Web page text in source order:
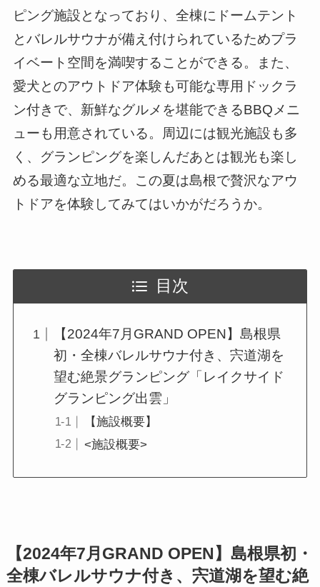
ピング施設となっており、全棟にドームテント
とバレルサウナが備え付けられているためプラ
イベート空間を満喫することができる。また、
愛犬とのアウトドア体験も可能な専用ドックラ
ン付きで、新鮮なグルメを堪能できるBBQメニ
ューも用意されている。周辺には観光施設も多
く、グランピングを楽しんだあとは観光も楽し
める最適な立地だ。この夏は島根で贅沢なアウ
トドアを体験してみてはいかがだろうか。
目次
【2024年7月GRAND OPEN】島根県
初・全棟バレルサウナ付き、宍道湖を
望む絶景グランピング「レイクサイド
グランピング出雲」
【施設概要】
<施設概要>
【2024年7月GRAND OPEN】島根県初・
全棟バレルサウナ付き、宍道湖を望む絶